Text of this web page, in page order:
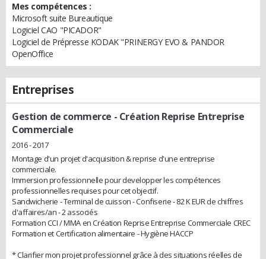
Mes compétences :
Microsoft suite Bureautique
Logiciel CAO "PICADOR"
Logiciel de Prépresse KODAK "PRINERGY EVO & PANDOR
OpenOffice
Entreprises
Gestion de commerce - Création Reprise Entreprise
Commerciale
2016 - 2017
Montage d'un projet d'acquisition & reprise d'une entreprise
commerciale.
Immersion professionnelle pour developper les compétences
professionnelles requises pour cet objectif.
Sandwicherie - Terminal de cuisson - Confiserie - 82 K EUR de chiffres
d'affaires/an - 2 associés
Formation CCI / MMA en Création Reprise Entreprise Commerciale CREC
Formation et Certification alimentaire - Hygiène HACCP
* Clarifier mon projet professionnel grâce à des situations réelles de